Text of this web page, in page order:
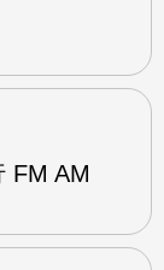
FM AM